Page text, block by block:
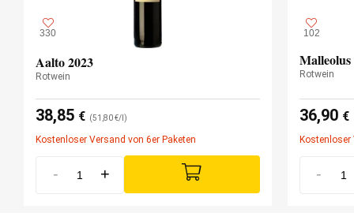
330
Aalto 2023
Rotwein
38,85 € (51,80 €/l)
Kostenloser Versand von 6er Paketen
- +
102
Malleolus
Rotwein
36,90 €
Kostenloser
-